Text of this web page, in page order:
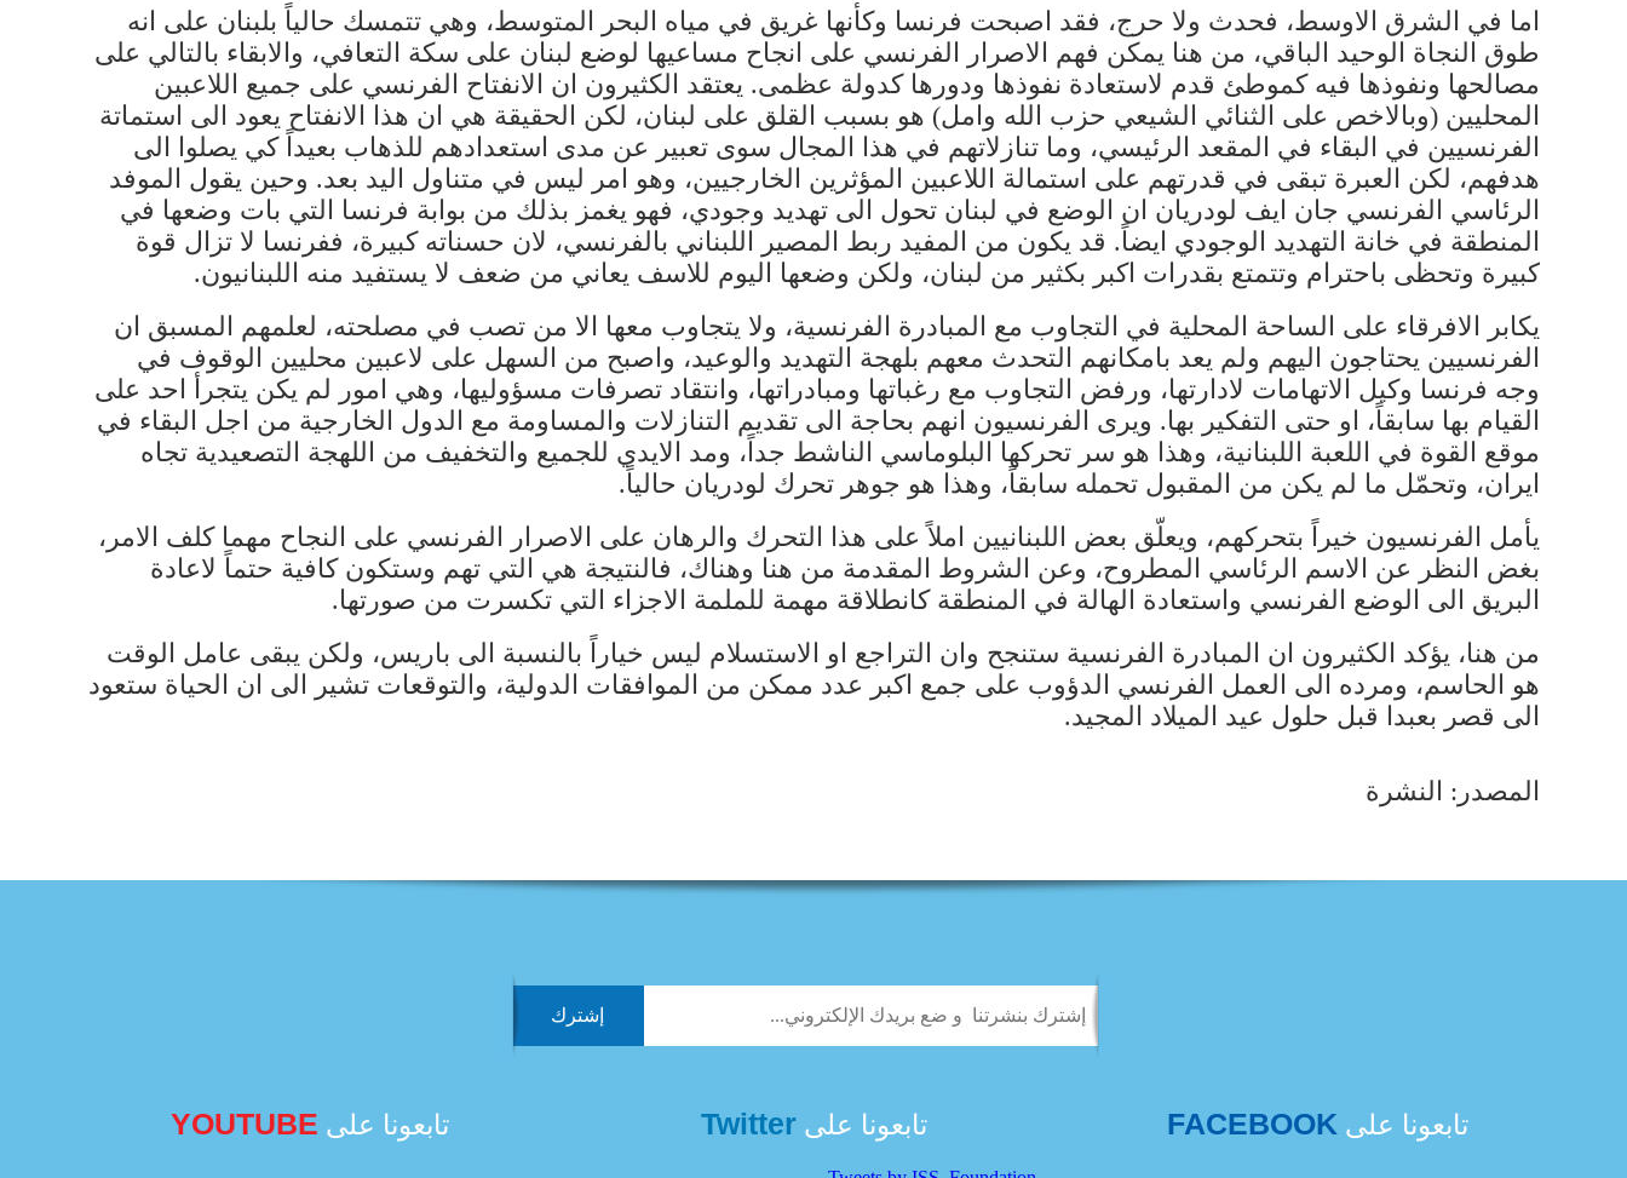
اما في الشرق الاوسط، فحدث ولا حرج، فقد اصبحت فرنسا وكأنها غريق في مياه البحر المتوسط، وهي تتمسك حالياً بلبنان على انه
طوق النجاة الوحيد الباقي، من هنا يمكن فهم الاصرار الفرنسي على انجاح مساعيها لوضع لبنان على سكة التعافي، والابقاء بالتالي على
مصالحها ونفوذها فيه كموطئ قدم لاستعادة نفوذها ودورها كدولة عظمى. يعتقد الكثيرون ان الانفتاح الفرنسي على جميع اللاعبين
المحليين (وبالاخص على الثنائي الشيعي حزب الله وامل) هو بسبب القلق على لبنان، لكن الحقيقة هي ان هذا الانفتاح يعود الى استماتة
الفرنسيين في البقاء في المقعد الرئيسي، وما تنازلاتهم في هذا المجال سوى تعبير عن مدى استعدادهم للذهاب بعيداً كي يصلوا الى
هدفهم، لكن العبرة تبقى في قدرتهم على استمالة اللاعبين المؤثرين الخارجيين، وهو امر ليس في متناول اليد بعد. وحين يقول الموفد
الرئاسي الفرنسي جان ايف لودريان ان الوضع في لبنان تحول الى تهديد وجودي، فهو يغمز بذلك من بوابة فرنسا التي بات وضعها في
المنطقة في خانة التهديد الوجودي ايضاً. قد يكون من المفيد ربط المصير اللبناني بالفرنسي، لان حسناته كبيرة، ففرنسا لا تزال قوة
كبيرة وتحظى باحترام وتتمتع بقدرات اكبر بكثير من لبنان، ولكن وضعها اليوم للاسف يعاني من ضعف لا يستفيد منه اللبنانيون.
يكابر الافرقاء على الساحة المحلية في التجاوب مع المبادرة الفرنسية، ولا يتجاوب معها الا من تصب في مصلحته، لعلمهم المسبق ان
الفرنسيين يحتاجون اليهم ولم يعد بامكانهم التحدث معهم بلهجة التهديد والوعيد، واصبح من السهل على لاعبين محليين الوقوف في
وجه فرنسا وكيل الاتهامات لادارتها، ورفض التجاوب مع رغباتها ومبادراتها، وانتقاد تصرفات مسؤوليها، وهي امور لم يكن يتجرأ احد على
القيام بها سابقاً، او حتى التفكير بها. ويرى الفرنسيون انهم بحاجة الى تقديم التنازلات والمساومة مع الدول الخارجية من اجل البقاء في
موقع القوة في اللعبة اللبنانية، وهذا هو سر تحركها البلوماسي الناشط جداً، ومد الايدي للجميع والتخفيف من اللهجة التصعيدية تجاه
ايران، وتحمّل ما لم يكن من المقبول تحمله سابقاً، وهذا هو جوهر تحرك لودريان حالياً.
يأمل الفرنسيون خيراً بتحركهم، ويعلّق بعض اللبنانيين املاً على هذا التحرك والرهان على الاصرار الفرنسي على النجاح مهما كلف الامر،
بغض النظر عن الاسم الرئاسي المطروح، وعن الشروط المقدمة من هنا وهناك، فالنتيجة هي التي تهم وستكون كافية حتماً لاعادة
البريق الى الوضع الفرنسي واستعادة الهالة في المنطقة كانطلاقة مهمة للملمة الاجزاء التي تكسرت من صورتها.
من هنا، يؤكد الكثيرون ان المبادرة الفرنسية ستنجح وان التراجع او الاستسلام ليس خياراً بالنسبة الى باريس، ولكن يبقى عامل الوقت
هو الحاسم، ومرده الى العمل الفرنسي الدؤوب على جمع اكبر عدد ممكن من الموافقات الدولية، والتوقعات تشير الى ان الحياة ستعود
الى قصر بعبدا قبل حلول عيد الميلاد المجيد.
المصدر: النشرة
تابعونا على FACEBOOK تابعونا علىTwitter تابعونا على YOUTUBE